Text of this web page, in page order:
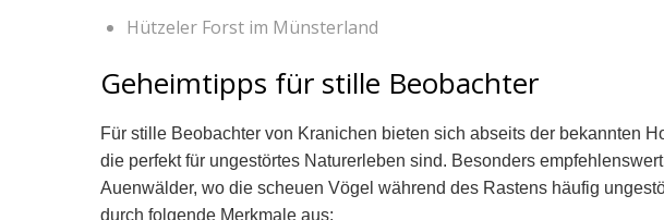
Hützeler Forst⁤ im Münsterland
Geheimtipps für stille ‌Beobachter
Für stille Beobachter⁤ von Kranichen bieten sich abseits der bekannten
die perfekt für ungestörtes Naturerleben sind. Besonders
Auenwälder, ⁢wo die scheuen⁤ Vögel während des Rastens häufig
durch folgende‍ Merkmale ​aus: